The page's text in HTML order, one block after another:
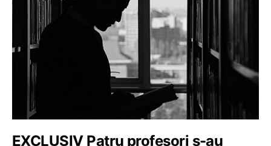
EXCLUSIV Patru profesori s-au